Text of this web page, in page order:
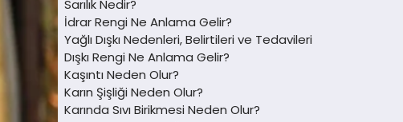
Sarılık Nedir?
İdrar Rengi Ne Anlama Gelir?
Yağlı Dışkı Nedenleri, Belirtileri ve Tedavileri
Dışkı Rengi Ne Anlama Gelir?
Kaşıntı Neden Olur?
Karın Şişliği Neden Olur?
Karında Sıvı Birikmesi Neden Olur?